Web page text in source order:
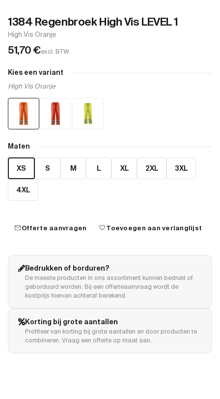
1384 Regenbroek High Vis LEVEL 1
High Vis Oranje
51,70€excl. BTW
Kies een variant
High Vis Oranje
Maten
XS S M L XL 2XL 3XL
4XL
mailOfferte aanvragen favoriteToevoegen aan verlanglijst
Bedrukken of borduren?
De meeste producten in ons assortiment kunnen bedrukt of
geborduurd worden. Bij een offerteaanvraag wordt de
kostprijs hiervan achteraf berekend.
Korting bij grote aantallen
Profiteer van korting bij grote aantallen en door producten te
combineren. Vraag een offerte op maat aan.